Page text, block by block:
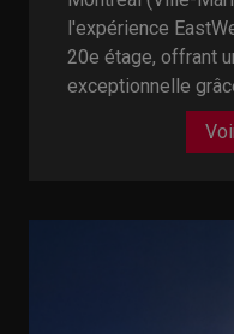
l'expérience
20e étage, offrant
exceptionnelle